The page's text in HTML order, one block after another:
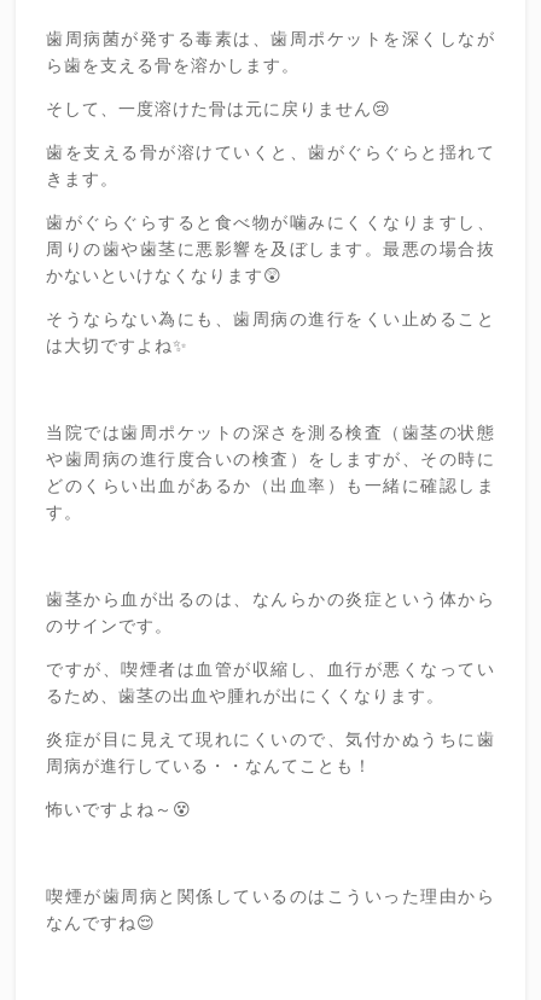
歯周病菌が発する毒素は、歯周ポケットを深くしなが
ら歯を支える骨を溶かします。
そして、一度溶けた骨は元に戻りません😢
歯を支える骨が溶けていくと、歯がぐらぐらと揺れて
きます。
歯がぐらぐらすると食べ物が噛みにくくなりますし、
周りの歯や歯茎に悪影響を及ぼします。最悪の場合抜
かないといけなくなります😲
そうならない為にも、歯周病の進行をくい止めること
は大切ですよね✨
当院では歯周ポケットの深さを測る検査（歯茎の状態
や歯周病の進行度合いの検査）をしますが、その時に
どのくらい出血があるか（出血率）も一緒に確認しま
す。
歯茎から血が出るのは、なんらかの炎症という体から
のサインです。
ですが、喫煙者は血管が収縮し、血行が悪くなってい
るため、歯茎の出血や腫れが出にくくなります。
炎症が目に見えて現れにくいので、気付かぬうちに歯
周病が進行している・・なんてことも！
怖いですよね～😵
喫煙が歯周病と関係しているのはこういった理由から
なんですね😌